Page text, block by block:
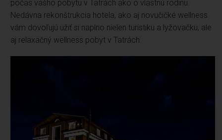
počas vášho pobytu v Tatrách ako o vlastnú rodinu.
Nedávna rekonštrukcia hotela, ako aj novučičké wellness
vám dovoľujú užiť si naplno nielen turistiku a lyžovačku, ale
aj relaxačný wellness pobyt v Tatrách.